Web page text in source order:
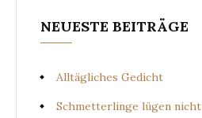
NEUESTE BEITRÄGE
Alltägliches Gedicht
Schmetterlinge lügen nicht